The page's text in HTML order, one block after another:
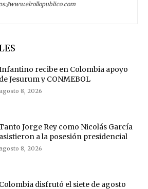
www.elrollopublico.com
recibe en Colombia apoyo
de Jesurum y CONMEBOL
8, 2026
Jorge Rey como Nicolás García
asistieron a la posesión presidencial
8, 2026
Colombia disfrutó el siete de agosto